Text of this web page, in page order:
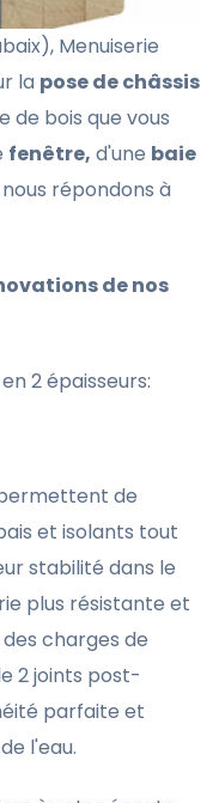
Menuiserie
la pose de châssis
de bois que vous
fenêtre, d'une baie
nous répondons à
de nos
2 épaisseurs:
de
et isolants tout
stabilité dans le
plus résistante et
charges de
2 joints post-
parfaite et
l'eau.